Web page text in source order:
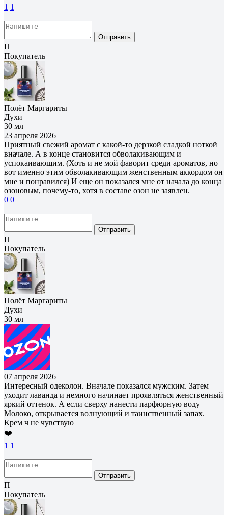
1 1
Отправить
П
Покупатель
Полёт Маргариты
Духи
30 мл
23 апреля 2026
Приятный свежий аромат с какой-то дерзкой сладкой ноткой
вначале. А в конце становится обволакивающим и
успокаивающим. (Хоть и не мой фаворит среди ароматов, но
вот именно этим обволакивающим женственным аккордом он
мне и понравился) И еще он показался мне от начала до конца
озоновым, почему-то, хотя в составе озон не заявлен.
0 0
Отправить
П
Покупатель
Полёт Маргариты
Духи
30 мл
07 апреля 2026
Интересный одеколон. Вначале показался мужским. Затем
уходит лаванда и немного начинает проявляться женственный
яркий оттенок. А если сверху нанести парфюрную воду
Молоко, открывается волнующий и таинственный запах.
Крем ч не чувствую
❤️
1 1
Отправить
П
Покупатель